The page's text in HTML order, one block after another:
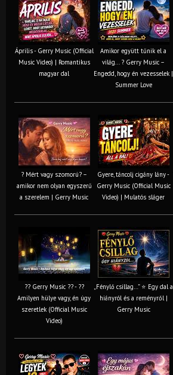
Április - Gerry Music (Official
Music Video) | Romantikus
magyar dal
Amikor együtt tűnik el a
világ... ? Gerry Music –
Engedd, hogy én vezesselek |
Summer Love
? Mért vagy szomorú? –
amikor nem olyan egyszerű
a szerelem | Gerry Music
Gyere, táncolj cigány lány -
Gerry Music (Official Music
Video) | Mulatós sláger
?? Gerry Music ?? - ??
Amilyen hülye vagy, én úgy
szeretlek (Official Music
Video)
„Fénylő csillag…” ⭐ Egy dal a
hiányról és a reményről |
Gerry Music